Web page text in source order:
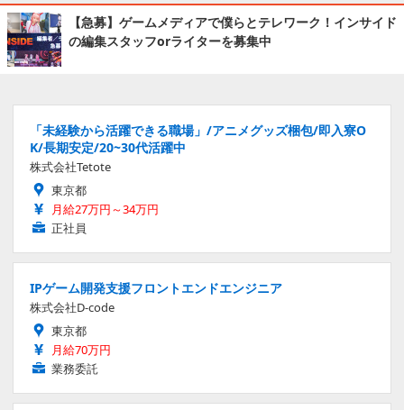
【急募】ゲームメディアで僕らとテレワーク！インサイド
の編集スタッフorライターを募集中
「未経験から活躍できる職場」/アニメグッズ梱包/即入寮O
K/長期安定/20~30代活躍中
株式会社Tetote
東京都
月給27万円～34万円
正社員
IPゲーム開発支援フロントエンドエンジニア
株式会社D-code
東京都
月給70万円
業務委託